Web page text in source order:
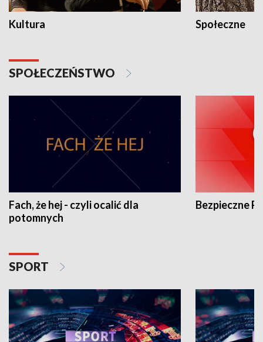
Kultura Społeczne
SPOŁECZEŃSTWO
Fach, że hej - czyli ocalić dla
potomnych
Bezpieczne
SPORT